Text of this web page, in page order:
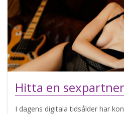
Hitta en
I dagens digitala tidsålder har